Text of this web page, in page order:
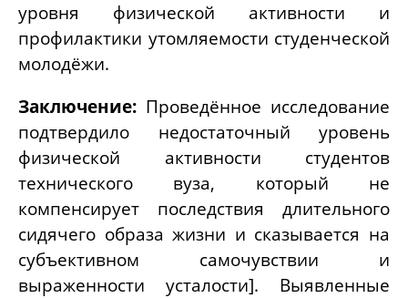
уровня физической активности и
профилактики утомляемости студенческой
молодёжи.
Заключение: Проведённое исследование
подтвердило недостаточный уровень
физической активности студентов
технического вуза, который не
компенсирует последствия длительного
сидячего образа жизни и сказывается на
субъективном самочувствии и
выраженности усталости]. Выявленные